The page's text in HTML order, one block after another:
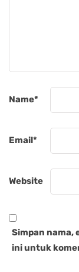
Name*
Email*
Website
Simpan nama,
ini untuk